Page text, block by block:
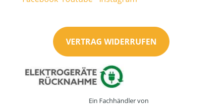
VERTRAG WIDERRUFEN
Ein Fachhändler von